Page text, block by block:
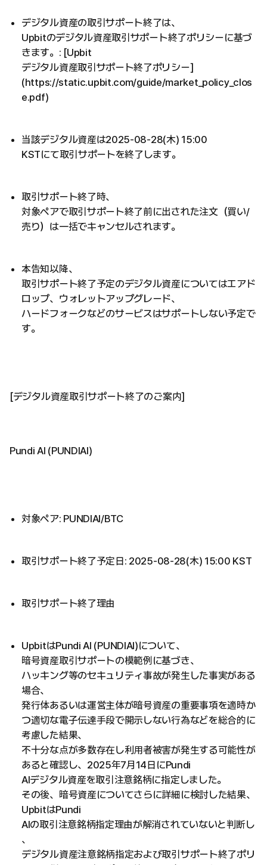
デジタル資産の取引サポート終了は、
Upbitのデジタル資産取引サポート終了ポリシーに基づ
きます。: [Upbit
デジタル資産取引サポート終了ポリシー]
(https://static.upbit.com/guide/market_policy_clos
e.pdf)
当該デジタル資産は2025-08-28(木) 15:00
KSTにて取引サポートを終了します。
取引サポート終了時、
対象ペアで取引サポート終了前に出された注文（買い/
売り）は一括でキャンセルされます。
本告知以降、
取引サポート終了予定のデジタル資産についてはエアド
ロップ、ウォレットアップグレード、
ハードフォークなどのサービスはサポートしない予定で
す。
[デジタル資産取引サポート終了のご案内]
Pundi AI (PUNDIAI)
対象ペア: PUNDIAI/BTC
取引サポート終了予定日: 2025-08-28(木) 15:00 KST
取引サポート終了理由
UpbitはPundi AI (PUNDIAI)について、
暗号資産取引サポートの模範例に基づき、
ハッキング等のセキュリティ事故が発生した事実がある
場合、
発行体あるいは運営主体が暗号資産の重要事項を適時か
つ適切な電子伝達手段で開示しない行為などを総合的に
考慮した結果、
不十分な点が多数存在し利用者被害が発生する可能性が
あると確認し、2025年7月14日にPundi
AIデジタル資産を取引注意銘柄に指定しました。
その後、暗号資産についてさらに詳細に検討した結果、
UpbitはPundi
AIの取引注意銘柄指定理由が解消されていないと判断し
、
デジタル資産注意銘柄指定および取引サポート終了ポリ